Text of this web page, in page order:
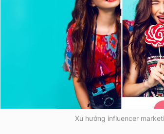
Xu hướng influencer